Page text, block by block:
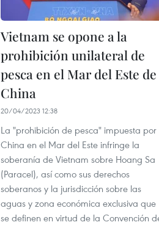
Vietnam se opone a la
prohibición unilateral de
pesca en el Mar del Este de
China
20/04/2023 12:38
La "prohibición de pesca" impuesta por
China en el Mar del Este infringe la
soberanía de Vietnam sobre Hoang Sa
(Paracel), así como sus derechos
soberanos y la jurisdicción sobre las
aguas y zona económica exclusiva que
se definen en virtud de la Convención